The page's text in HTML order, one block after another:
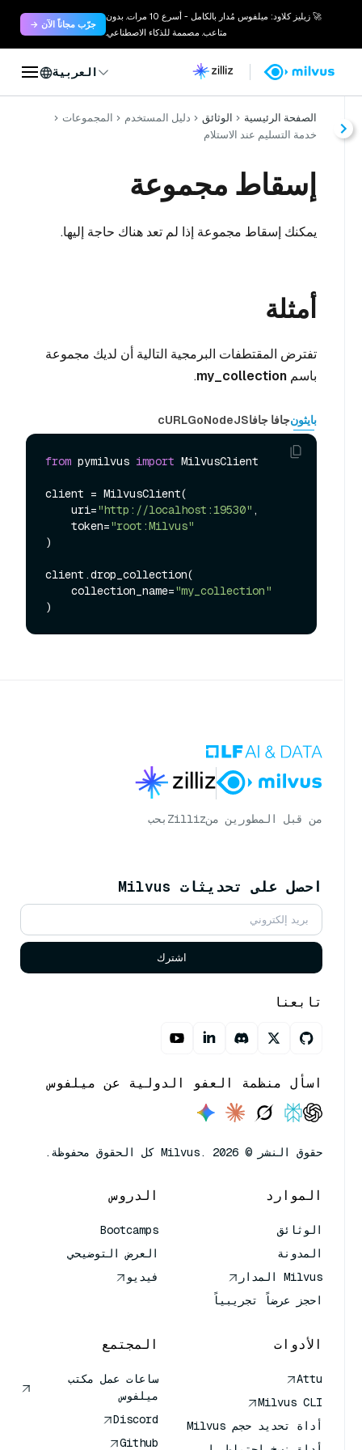
🚀 زيليز كلاود: ميلفوس مُدار بالكامل - أسرع 10 مرات. بدون
متاعب. مصممة للذكاء الاصطناعي.
جرّب مجاناً الآن →
العربية
الصفحة الرئيسية الوثائق دليل المستخدم
المجموعات
خدمة التسليم عند الاستلام
إسقاط مجموعة
يمكنك إسقاط مجموعة إذا لم تعد هناك حاجة إليها.
أمثلة
تفترض المقتطفات البرمجية التالية أن لديك مجموعة
باسم my_collection
.
بايثونجافا جافاNodeJS
Go
cURL
from pymilvus import MilvusClient
client = MilvusClient(
    uri=
"http://localhost:19530" ,
    token=
"root:Milvus"
)
client.drop_collection(
    collection_name=
"my_collection"
من قبل المطورين منZilliz بحب
احصل على تحديثات Milvus
اشترك
تابعنا
اسأل منظمة العفو الدولية عن ميلفوس
حقوق النشر © Milvus. 2026 كل الحقوق محفوظة.
الموارد
الوثائق
المدونة
Milvus المدار
احجز عرضاً تجريبياً
الدروس
Bootcamps
العرض التوضيحي
فيديو
الأدوات
Attu
Milvus CLI
أداة تحديد حجم Milvus
المجتمع
ساعات عمل مكتب
ميلفوس
Discord
Github